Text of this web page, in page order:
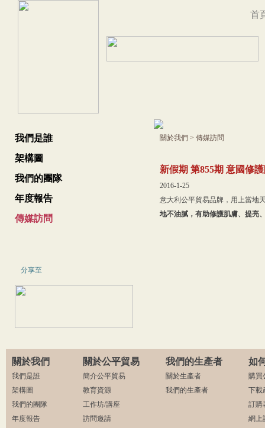
首
我們是誰
架構圖
我們的團隊
年度報告
傳媒訪問
分享至
關於我們 > 傳媒訪問
新假期 第855期 意國修
2016-1-25
意大利公平貿易品牌，用上當地
地不油膩，有助修護肌膚、提亮
關於我們 關於公平貿易 我們的生產者 如
我們是誰
架構圖
我們的團隊
年度報告
簡介公平貿易
教育資源
工作坊/講座
訪問邀請
關於生產者
我們的生產者
購買
下載
訂購
網上